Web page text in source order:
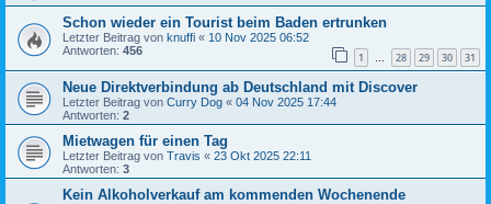
Schon wieder ein Tourist beim Baden ertrunken
Letzter Beitrag von knuffi « 10 Nov 2025 06:52
Antworten: 456 1 … 28 29 30 31
Neue Direktverbindung ab Deutschland mit Discover
Letzter Beitrag von Curry Dog « 04 Nov 2025 17:44
Antworten: 2
Mietwagen für einen Tag
Letzter Beitrag von Travis « 23 Okt 2025 22:11
Antworten: 3
Kein Alkoholverkauf am kommenden Wochenende